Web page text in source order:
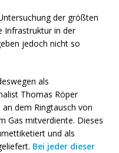
der größten
Infrastruktur in der
jedoch nicht so
als
Thomas Röper
dem Ringtausch von
Gas mitverdiente. Dieses
und als
Bei jeder dieser